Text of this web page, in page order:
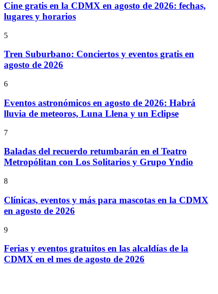
Cine gratis en la CDMX en agosto de 2026: fechas,
lugares y horarios
5
Tren Suburbano: Conciertos y eventos gratis en
agosto de 2026
6
Eventos astronómicos en agosto de 2026: Habrá
lluvia de meteoros, Luna Llena y un Eclipse
7
Baladas del recuerdo retumbarán en el Teatro
Metropólitan con Los Solitarios y Grupo Yndio
8
Clínicas, eventos y más para mascotas en la CDMX
en agosto de 2026
9
Ferias y eventos gratuitos en las alcaldías de la
CDMX en el mes de agosto de 2026